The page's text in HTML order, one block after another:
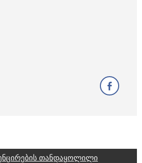
თანდაყოლილი